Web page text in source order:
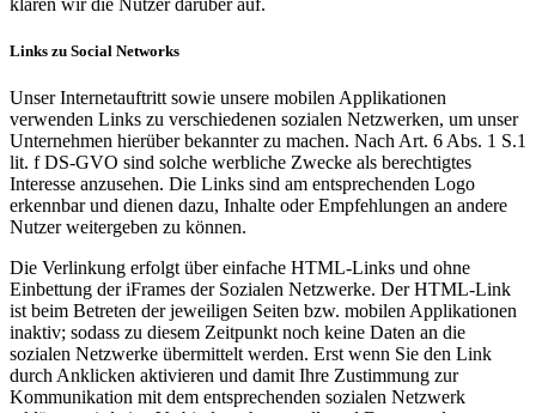
Links zu Social Networks
Unser Internetauftritt sowie unsere mobilen Applikationen
verwenden Links zu verschiedenen sozialen Netzwerken, um unser
Unternehmen hierüber bekannter zu machen. Nach Art. 6 Abs. 1 S.1
lit. f DS-GVO sind solche werbliche Zwecke als berechtigtes
Interesse anzusehen. Die Links sind am entsprechenden Logo
erkennbar und dienen dazu, Inhalte oder Empfehlungen an andere
Nutzer weitergeben zu können.
Die Verlinkung erfolgt über einfache HTML-Links und ohne
Einbettung der iFrames der Sozialen Netzwerke. Der HTML-Link
ist beim Betreten der jeweiligen Seiten bzw. mobilen Applikationen
inaktiv; sodass zu diesem Zeitpunkt noch keine Daten an die
sozialen Netzwerke übermittelt werden. Erst wenn Sie den Link
durch Anklicken aktivieren und damit Ihre Zustimmung zur
Kommunikation mit dem entsprechenden sozialen Netzwerk